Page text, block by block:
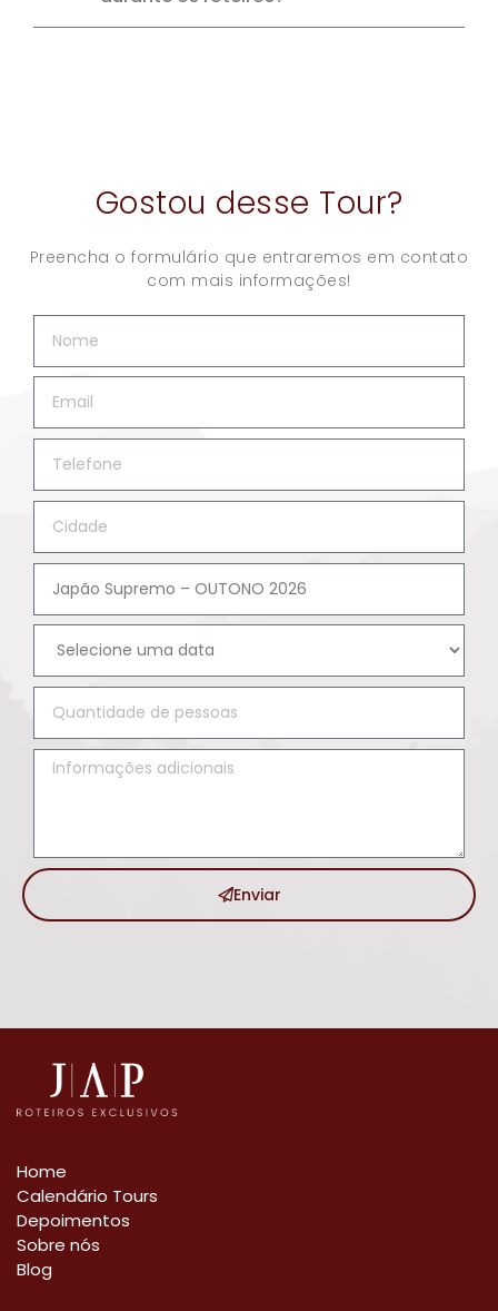
Gostou desse Tour?
Preencha o formulário que entraremos em contato
com mais informações!
Enviar
Home
Calendário Tours
Depoimentos
Sobre nós
Blog